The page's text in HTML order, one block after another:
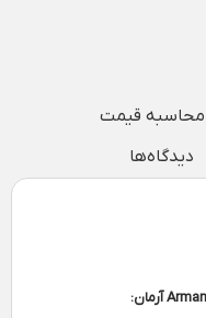
محاسبه قیمت
دیدگاه‌ها